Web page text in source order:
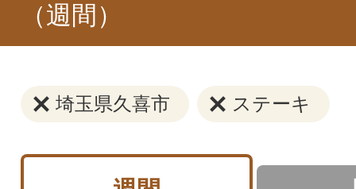
（週間）
埼玉県久喜市 ステーキ